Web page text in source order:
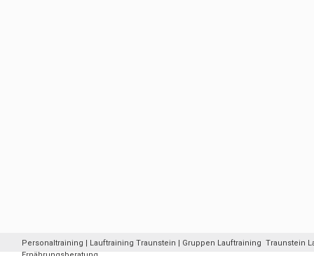
Personaltraining | Lauftraining Traunstein | Gruppen Lauftraining